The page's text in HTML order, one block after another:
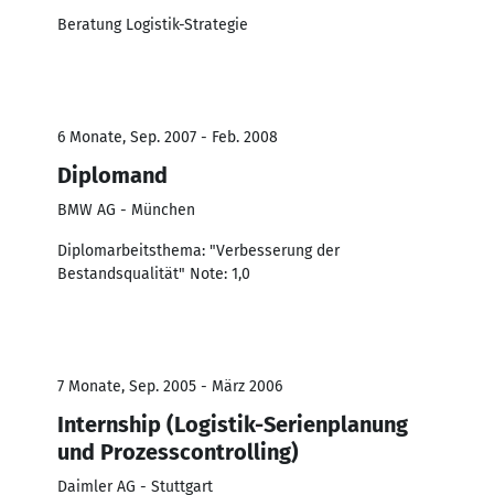
Beratung Logistik-Strategie
6 Monate, Sep. 2007 - Feb. 2008
Diplomand
BMW AG - München
Diplomarbeitsthema: "Verbesserung der
Bestandsqualität" Note: 1,0
7 Monate, Sep. 2005 - März 2006
Internship (Logistik-Serienplanung
und Prozesscontrolling)
Daimler AG - Stuttgart